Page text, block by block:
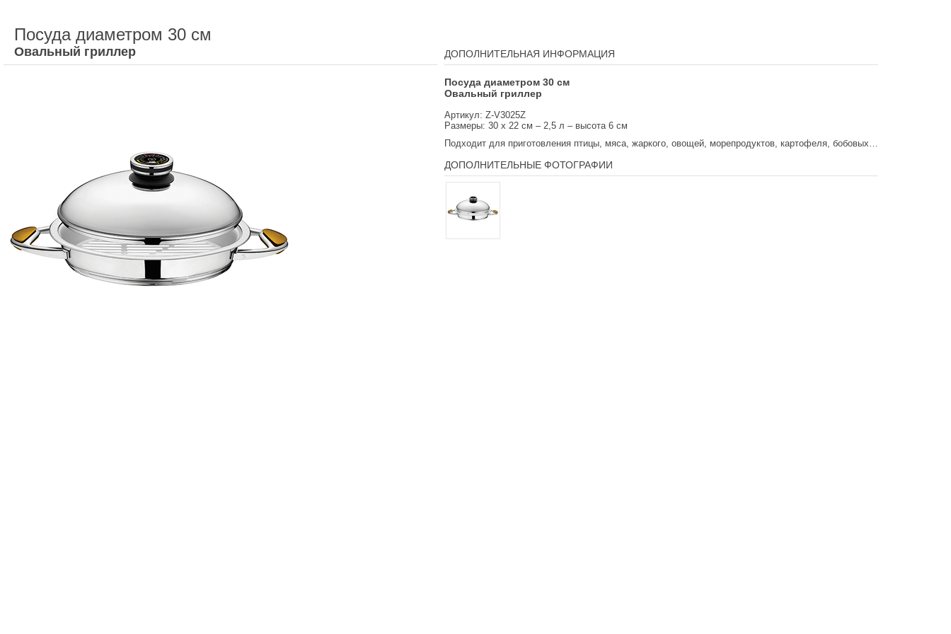
Посуда диаметром 30 см
Овальный гриллер ДОПОЛНИТЕЛЬНАЯ ИНФОРМАЦИЯ
Посуда диаметром 30 см
Овальный гриллер
Артикул: Z-V3025Z
Размеры: 30 x 22 см – 2,5 л – высота 6 см
Подходит для приготовления птицы, мяса, жаркого, овощей, морепродуктов, картофеля, бобовых…
ДОПОЛНИТЕЛЬНЫЕ ФОТОГРАФИИ